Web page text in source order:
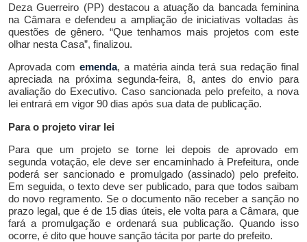
Deza Guerreiro (PP) destacou a atuação da bancada feminina
na Câmara e defendeu a ampliação de iniciativas voltadas às
questões de gênero. “Que tenhamos mais projetos com este
olhar nesta Casa”, finalizou.
Aprovada com emenda, a matériaainda terá sua redação final
apreciada na próxima segunda-feira, 8, antes do envio para
avaliação do Executivo. Caso sancionada pelo prefeito, a nova
lei entrará em vigor 90 dias após sua data de publicação.
Para o projeto virar lei
Para que um projeto se torne lei depois de aprovado em
segunda votação, ele deve ser encaminhado à Prefeitura, onde
poderá ser sancionado e promulgado (assinado) pelo prefeito.
Em seguida, o texto deve ser publicado, para que todos saibam
do novo regramento. Se o documento não receber a sanção no
prazo legal, que é de 15 dias úteis, ele volta para a Câmara, que
fará a promulgação e ordenará sua publicação. Quando isso
ocorre, é dito que houve sanção tácita por parte do prefeito.